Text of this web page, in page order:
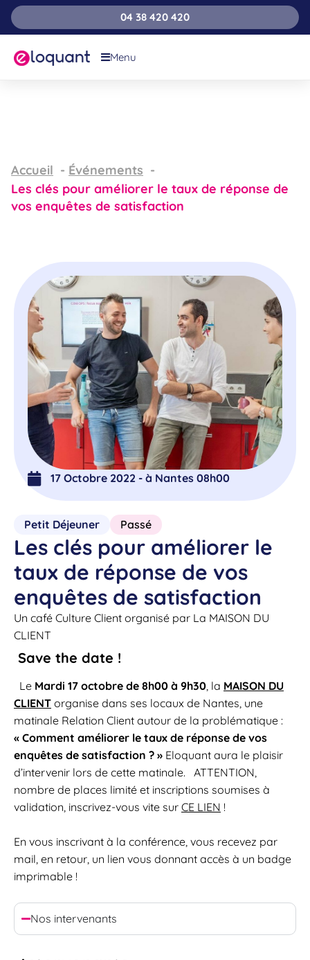
04 38 420 420
Menu
Accueil
Événements
Les clés pour améliorer le taux de réponse de
vos enquêtes de satisfaction
17 Octobre 2022 - à Nantes 08h00
Petit Déjeuner Passé
Les clés pour améliorer le
taux de réponse de vos
enquêtes de satisfaction
Un café Culture Client organisé par La MAISON DU
CLIENT
Save the date !
Le Mardi 17 octobre de 8h00 à 9h30, la MAISON DU
CLIENT organise dans ses locaux de Nantes, une
matinale Relation Client autour de la problématique :
« Comment améliorer le taux de réponse de vos
enquêtes de satisfaction ? » Eloquant aura le plaisir
d’intervenir lors de cette matinale. ATTENTION,
nombre de places limité et inscriptions soumises à
validation, inscrivez-vous vite sur CE LIEN !
En vous inscrivant à la conférence, vous recevez par
mail, en retour, un lien vous donnant accès à un badge
imprimable !
Nos intervenants